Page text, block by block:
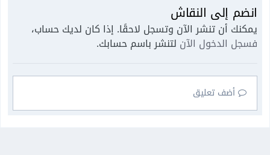
انضم إلى النقاش
يمكنك أن تنشر الآن وتسجل لاحقًا. إذا كان لديك حساب،
فسجل الدخول الآن لتنشر باسم حسابك.
أضف تعليق